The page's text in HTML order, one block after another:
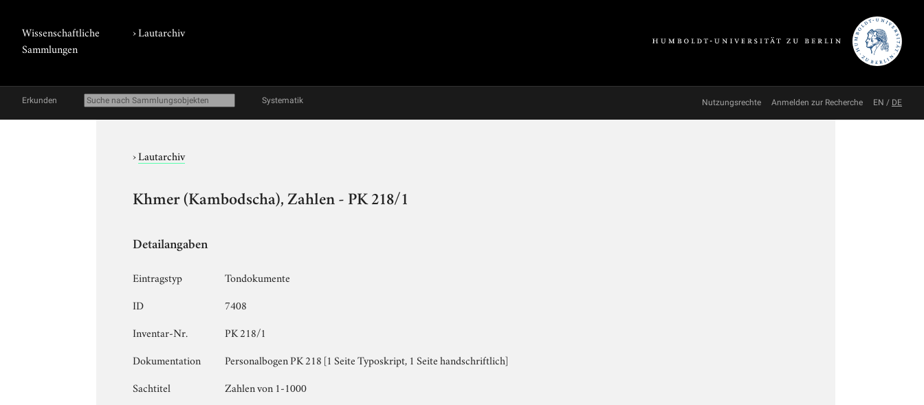
Wissenschaftliche
Sammlungen
›Lautarchiv
Erkunden Systematik Nutzungsrechte Anmelden zur Recherche EN / DE
›Lautarchiv
Khmer (Kambodscha), Zahlen - PK 218/1
Detailangaben
Eintragstyp
Tondokumente
ID
7408
Inventar-Nr.
PK 218/1
Dokumentation
Personalbogen PK 218 [1 Seite Typoskript, 1 Seite handschriftlich]
Sachtitel
Zahlen von 1-1000